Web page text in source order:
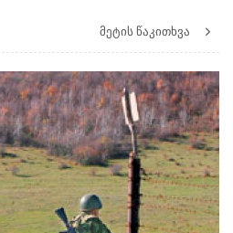
მეტის წაკითხვა